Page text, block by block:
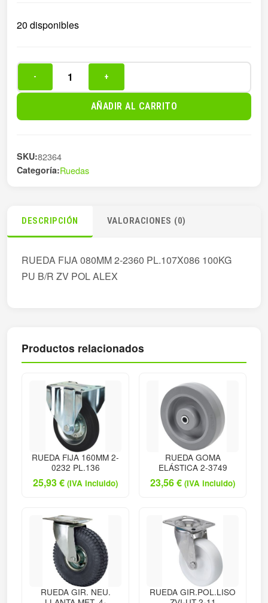
20 disponibles
PL.107X086
cantidad
- +
AÑADIR AL CARRITO
SKU:82364
Categoría:Ruedas
DESCRIPCIÓN VALORACIONES (0)
RUEDA FIJA 080MM 2-2360 PL.107X086 100KG
PU B/R ZV POL ALEX
Productos relacionados
RUEDA FIJA 160MM 2-
0232 PL.136
25,93€ (IVA incluido)
RUEDA GOMA
ELÁSTICA 2-3749
23,56€ (IVA incluido)
RUEDA GIR. NEU.
RUEDA GIR.POL.LISO